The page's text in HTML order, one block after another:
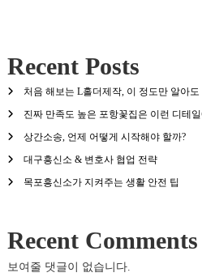
Recent Posts
처음 해보는 L홀더제작, 이 정도만 알아
진짜 만족도 높은 포항꽃집은 이런 디테
상간소송, 언제 어떻게 시작해야 할까?
대구흥신소 & 변호사 협업 전략
목포흥신소가 지켜주는 생활 안전 팁
Recent Comments
보여줄 댓글이 없습니다.